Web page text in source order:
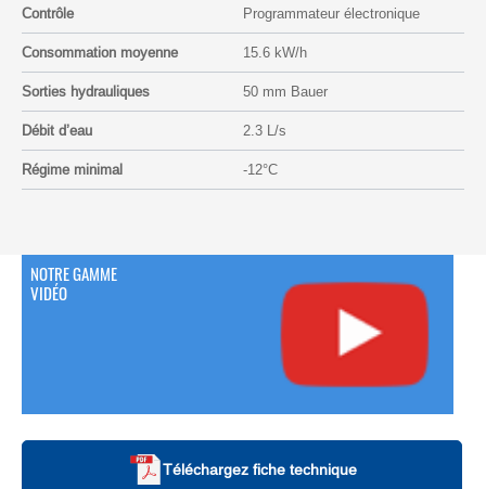
Contrôle Programmateur électronique
Consommation moyenne 15.6 kW/h
Sorties hydrauliques 50 mm Bauer
Débit d’eau 2.3 L/s
Régime minimal -12°C
NOTRE GAMME
VIDÉO
Téléchargez fiche technique